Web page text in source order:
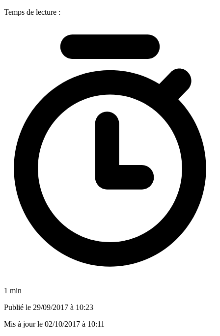
Temps de lecture :
1 min
Publié le 29/09/2017 à 10:23
Mis à jour le 02/10/2017 à 10:11